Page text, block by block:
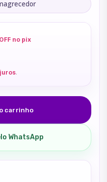
no pix
.
carrinho
WhatsApp